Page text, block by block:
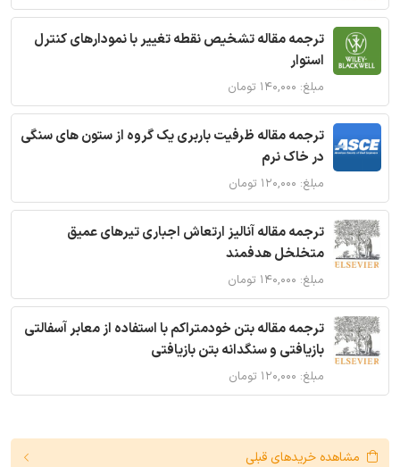
ترجمه مقاله تشخیص نقطه تغییر با نمودارهای کنترل
استوار
مبلغ: ۱۴۰,۰۰۰ تومان
ترجمه مقاله ظرفیت باربری یک گروه از ستون های سنگی
در خاک نرم
مبلغ: ۱۲۰,۰۰۰ تومان
ترجمه مقاله آنالیز ارتعاش اجباری تیرهای عمیق
متخلخل هدفمند
مبلغ: ۱۴۰,۰۰۰ تومان
ترجمه مقاله بتن خودمتراکم با استفاده از معابر آسفالتی
بازیافتی و سنگدانه بتن بازیافتی
مبلغ: ۱۲۰,۰۰۰ تومان
مشاهده خریدهای قبلی